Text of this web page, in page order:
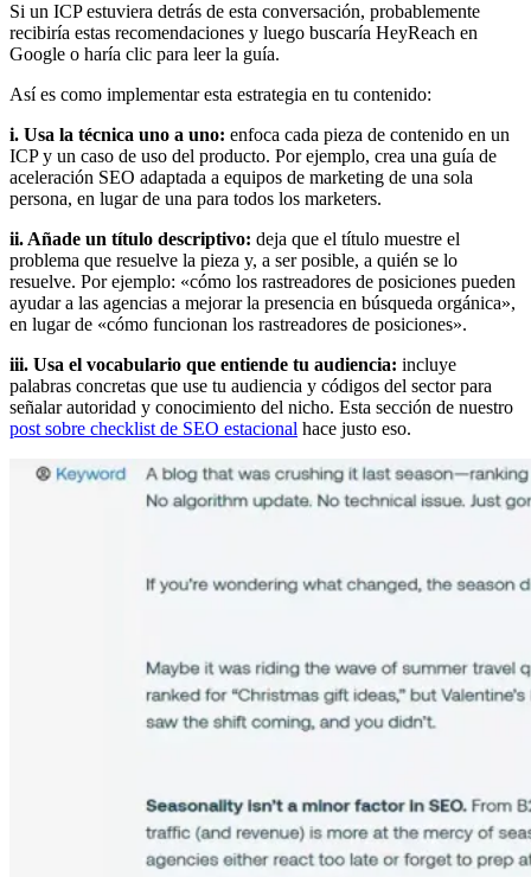
Si un ICP estuviera detrás de esta conversación, probablemente
recibiría estas recomendaciones y luego buscaría HeyReach en
Google o haría clic para leer la guía.
Así es como implementar esta estrategia en tu contenido:
i. Usa la técnica uno a uno: enfoca cada pieza de contenido en un
ICP y un caso de uso del producto. Por ejemplo, crea una guía de
aceleración SEO adaptada a equipos de marketing de una sola
persona, en lugar de una para todos los marketers.
ii. Añade un título descriptivo: deja que el título muestre el
problema que resuelve la pieza y, a ser posible, a quién se lo
resuelve. Por ejemplo: «cómo los rastreadores de posiciones pueden
ayudar a las agencias a mejorar la presencia en búsqueda orgánica»,
en lugar de «cómo funcionan los rastreadores de posiciones».
iii. Usa el vocabulario que entiende tu audiencia: incluye
palabras concretas que use tu audiencia y códigos del sector para
señalar autoridad y conocimiento del nicho. Esta sección de nuestro
post sobre checklist de SEO estacional hace justo eso.